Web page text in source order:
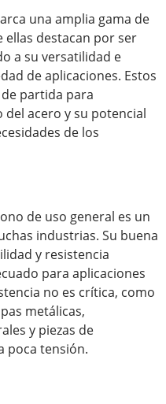
una amplia gama de
ellas destacan por ser
a su versatilidad e
de aplicaciones. Estos
partida para
acero y su potencial
de los
de uso general es un
industrias. Su buena
y resistencia
para aplicaciones
no es crítica, como
metálicas,
y piezas de
poca tensión.